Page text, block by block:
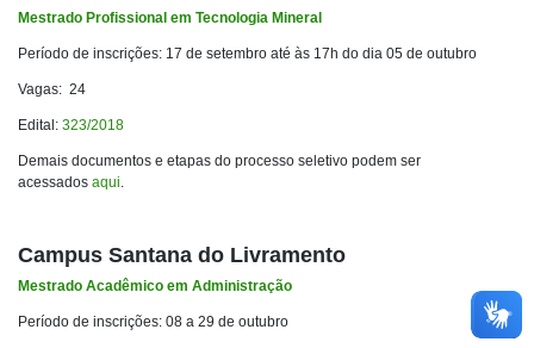
Mestrado Profissional em Tecnologia Mineral
Período de inscrições: 17 de setembro até às 17h do dia 05 de outubro
Vagas: 24
Edital: 323/2018
Demais documentos e etapas do processo seletivo podem ser
acessados aqui.
Campus Santana do Livramento
Mestrado Acadêmico em Administração
Período de inscrições: 08 a 29 de outubro